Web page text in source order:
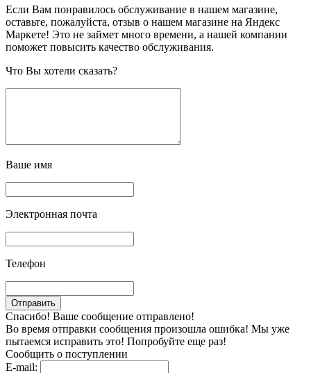
Если Вам понравилось обслуживание в нашем магазине,
оставьте, пожалуйста, отзыв о нашем магазине на Яндекс
Маркете! Это не займет много времени, а нашей компании
поможет повысить качество обслуживания.
Что Вы хотели сказать?
Ваше имя
Электронная почта
Телефон
Спасибо! Ваше сообщение отправлено!
Во время отправки сообщения произошла ошибка! Мы уже
пытаемся исправить это! Попробуйте еще раз!
Сообщить о поступлении
E-mail: